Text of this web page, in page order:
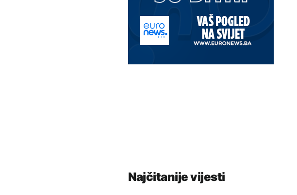
Najčitanije vijesti